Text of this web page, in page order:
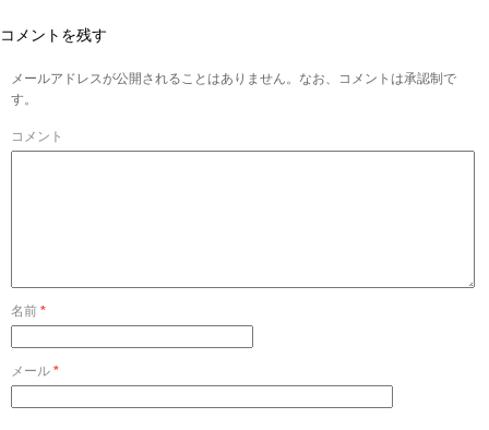
コメントを残す
メールアドレスが公開されることはありません。なお、コメントは承認制で
す。
コメント
名前 *
メール *